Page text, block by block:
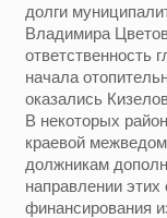
долги
Владимира
ответственность
начала
оказались
В некоторых
краевой
должникам
направлении
финансирования